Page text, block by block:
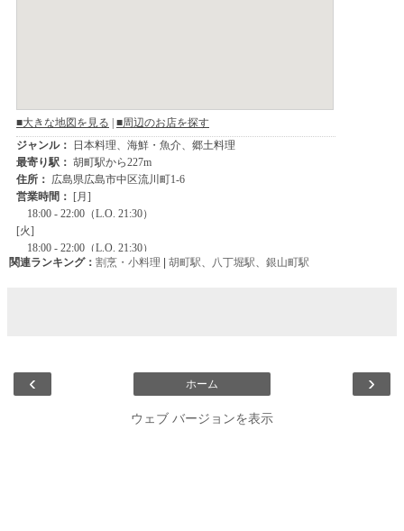
関連ランキング： 割烹・小料理 胡町駅、 八丁堀駅、 銀山町駅
‹ ›
ホーム
ウェブ バージョンを表示